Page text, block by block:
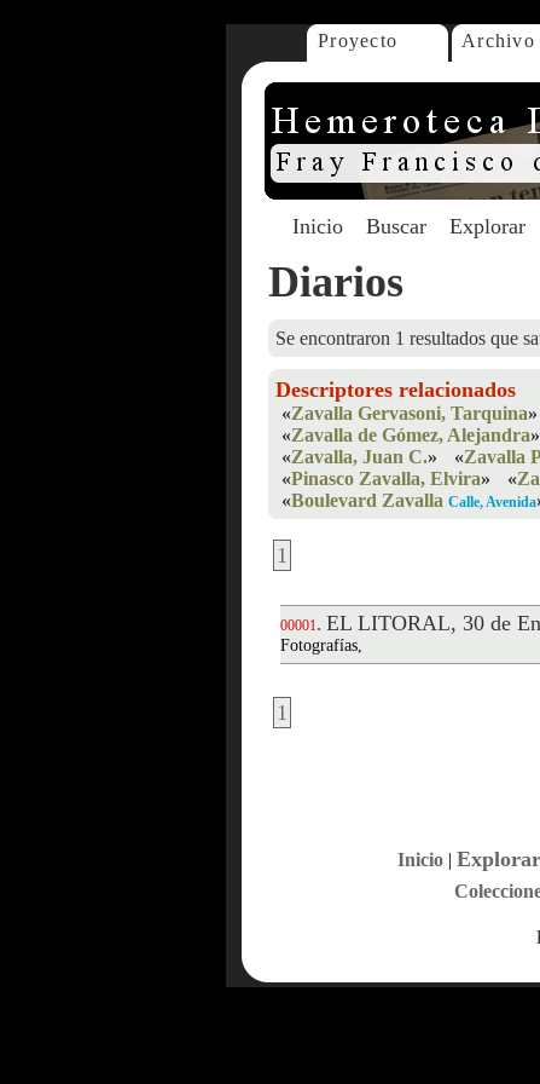
Proyecto Archivo
Inicio Buscar Explorar
Diarios
Se encontraron 1 resultados que
Descriptores relacionados
«Zavalla Gervasoni, Tarquina»
«Zavalla de Gómez, Alejandra»
«Zavalla, Juan C.» «Zavalla
«Pinasco Zavalla, Elvira» «
«Boulevard Zavalla Calle, Avenida
1
00001. EL LITORAL, 30 de
Fotografías,
1
Inicio| Explorar